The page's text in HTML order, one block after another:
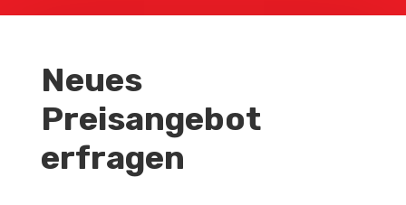
Neues
Preisangebot
erfragen